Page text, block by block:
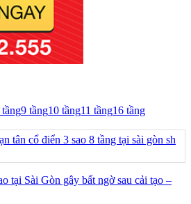
tầng9 tầng10 tầng11 tầng16 tầng
tại Sài Gòn gây bất ngờ sau cải tạo –